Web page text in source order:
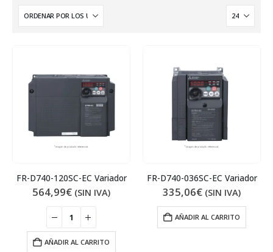
FR-D740-120SC-EC Variador
564,99€ (SIN IVA)
AÑADIR AL CARRITO
FR-D740-036SC-EC Variador
335,06€ (SIN IVA)
AÑADIR AL CARRITO